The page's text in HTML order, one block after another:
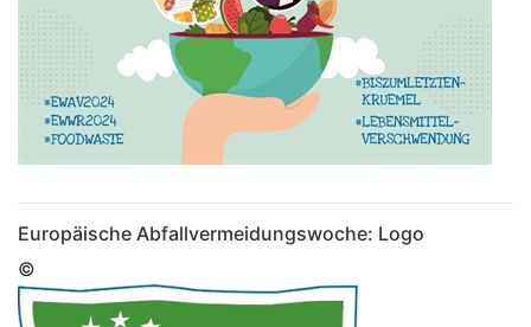
Europäische Abfallvermeidungswoche: Logo
©